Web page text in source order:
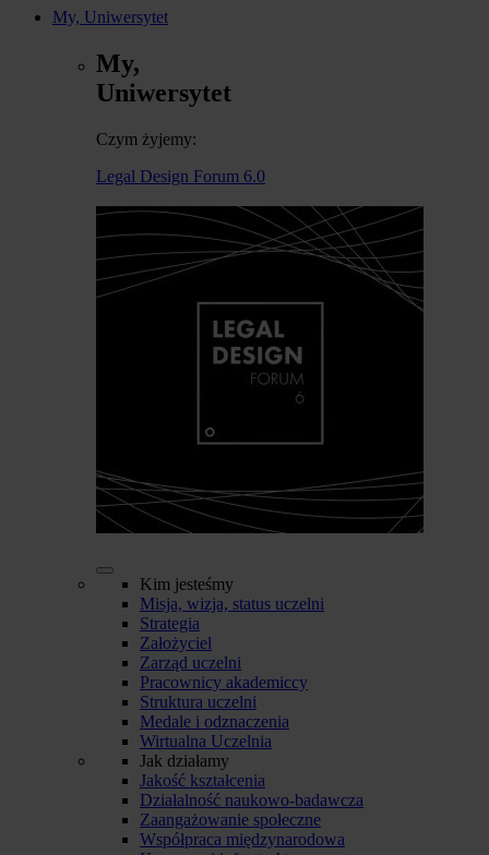
My, Uniwersytet
My,
Uniwersytet
Czym żyjemy:
Legal Design Forum 6.0
Kim jesteśmy
Misja, wizja, status uczelni
Strategia
Założyciel
Zarząd uczelni
Pracownicy akademiccy
Struktura uczelni
Medale i odznaczenia
Wirtualna Uczelnia
Jak działamy
Jakość kształcenia
Działalność naukowo-badawcza
Zaangażowanie społeczne
Współpraca międzynarodowa